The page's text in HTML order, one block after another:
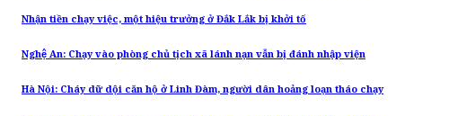
Nhận tiền chạy việc, một hiệu trưởng ở Đắk Lắk bị khởi tố
Nghệ An: Chạy vào phòng chủ tịch xã lánh nạn vẫn bị đánh nhập viện
Hà Nội: Cháy dữ dội căn hộ ở Linh Đàm, người dân hoảng loạn tháo chạy